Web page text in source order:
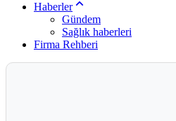
Haberler
Gündem
Sağlık haberleri
Firma Rehberi